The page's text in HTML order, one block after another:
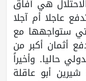
هي آفاق
عاجلا أم آجلا
ستواجهها مع
أثمان أكبر من
حاليا. وأخيراً
أبو عاقلة